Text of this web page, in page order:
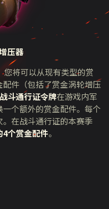
压器
您将可以从现有类型的赏
件（包括了赏金涡轮增压
斗通行证令牌在游戏内军
一个额外的赏金配件。每个
在战斗通行证的本赛季
4个赏金配件。